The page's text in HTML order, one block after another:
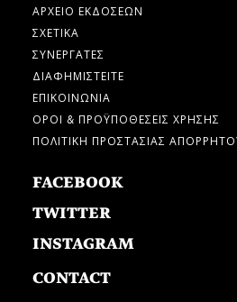
ΑΡΧΕΙΟ ΕΚΔΟΣΕΩΝ
ΣΧΕΤΙΚΑ
ΣΥΝΕΡΓΑΤΕΣ
ΔΙΑΦΗΜΙΣΤΕΙΤΕ
ΕΠΙΚΟΙΝΩΝΙΑ
ΟΡΟΙ & ΠΡΟΫΠΟΘΕΣΕΙΣ ΧΡΗΣΗΣ
ΠΟΛΙΤΙΚΗ ΠΡΟΣΤΑΣΙΑΣ
FACEBOOK
TWITTER
INSTAGRAM
CONTACT